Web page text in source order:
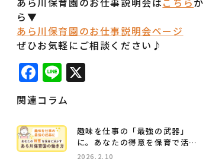
ら▼
あら川保育園のお仕事説明会ページ
ぜひお気軽にご相談ください♪
Facebook
Line
関連コラム
趣味を仕事の「最強の武器」
に。あなたの得意を保育で活か
す、あら川保育園の働き方
2026.2.10